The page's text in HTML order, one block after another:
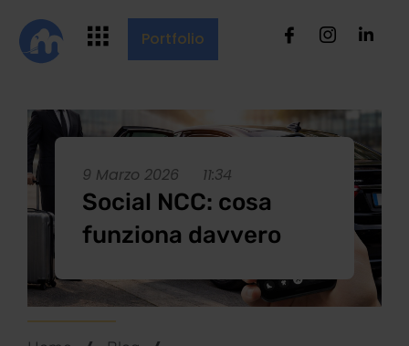
Portfolio
9 Marzo 2026 11:34
Social NCC: cosa
funziona davvero